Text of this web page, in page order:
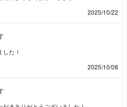
2025/10/22
た！
2025/10/08